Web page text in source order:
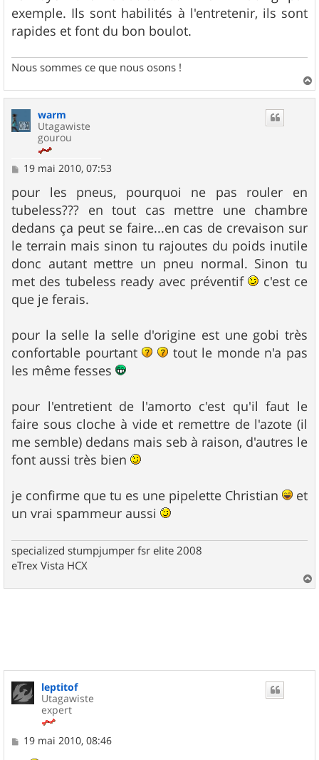
g
e
exemple. Ils sont habilités à l'entretenir, ils sont
rapides et font du bon boulot.
Nous sommes ce que nous osons !
a
warm
Utagawiste
gourou
M
s
s
a
g
e
19 mai 2010, 07:53
pour les pneus, pourquoi ne pas rouler en
tubeless??? en tout cas mettre une chambre
dedans ça peut se faire...en cas de crevaison sur
le terrain mais sinon tu rajoutes du poids inutile
donc autant mettre un pneu normal. Sinon tu
met des tubeless ready avec préventif
c'est ce
que je ferais.
pour la selle la selle d'origine est une gobi très
confortable pourtant
tout le monde n'a pas
les même fesses
pour l'entretient de l'amorto c'est qu'il faut le
faire sous cloche à vide et remettre de l'azote (il
me semble) dedans mais seb à raison, d'autres le
font aussi très bien
je confirme que tu es une pipelette Christian
et
un vrai spammeur aussi
specialized stumpjumper fsr elite 2008
eTrex Vista HCX
a
leptitof
Utagawiste
expert
M19 mai 2010, 08:46